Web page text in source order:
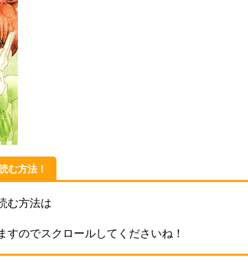
む方法！
む方法は
すのでスクロールしてくださいね！